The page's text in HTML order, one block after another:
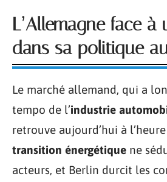
L’Allemagne face
dans sa politique
Le marché allemand, qui a
tempo de l’industrie
retrouve aujourd’hui à
transition énergétique ne
acteurs, et Berlin durcit les